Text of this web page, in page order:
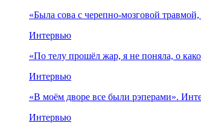
«Была сова с черепно-мозговой
Интервью
«По телу прошёл жар, я не поняла, о
Интервью
«В моём дворе все были рэперами».
Интервью